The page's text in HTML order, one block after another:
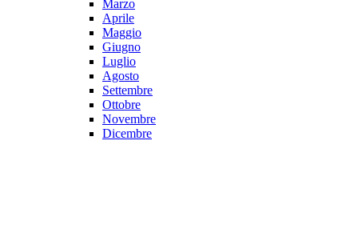
Marzo
Aprile
Maggio
Giugno
Luglio
Agosto
Settembre
Ottobre
Novembre
Dicembre